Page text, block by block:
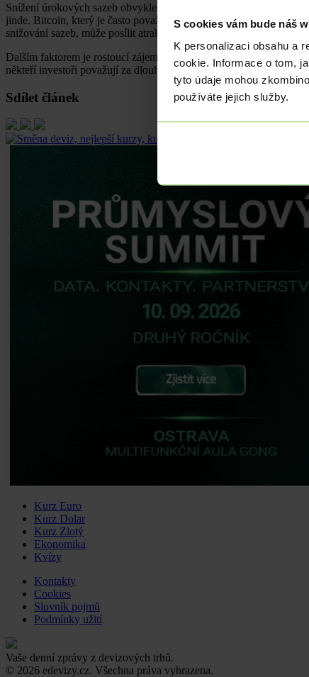
S cookies vám bude náš
K personalizaci obsahu a
cookie. Informace o tom,
tyto údaje mohou
používáte jejich služby.
Snížení úrokových sazeb obvykle podporuje zájem o riziková
jinde. Bitcoin, který je často považován za „digitální zlato“ a
snižování sazeb, může posílit atraktivitu kryptoměn jako
Dalším faktorem je rostoucí zájem o decentralizované finance
někteří investoři považují za dlouhodobou hrozbu pro hodnotu
Sdílet článek
Kurz Euro
Kurz Dolar
Kurz Zlotý
Ekonomika
Kvízy
Kontakty
Cookies
Slovník pojmů
Podmínky užití
Vaše denní zprávy z devizových trhů.
© 2026 edevizy.cz. Všechna práva vyhrazena.